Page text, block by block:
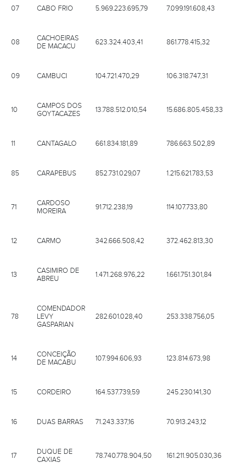
07 CABO FRIO 5.969.223.695,79 7.099.191.608,43
08
CACHOEIRAS
DE MACACU
623.324.403,41 861.778.415,32
09 CAMBUCI 104.721.470,29 106.318.747,31
10
CAMPOS DOS
GOYTACAZES
13.788.512.010,54 15.686.805.458,33
11 CANTAGALO 661.834.181,89 786.663.502,89
85 CARAPEBUS 852.731.029,07 1.215.621.783,53
71
CARDOSO
MOREIRA
91.712.238,19 114.107.733,80
12 CARMO 342.666.508,42 372.462.813,30
13
CASIMIRO DE
ABREU
1.471.268.976,22 1.661.751.301,84
78
COMENDADOR
LEVY
GASPARIAN
282.601.028,40 253.338.756,05
14
CONCEIÇÃO
DE MACABU
107.994.606,93 123.814.673,98
15 CORDEIRO 164.537.739,59 245.230.141,30
16 DUAS BARRAS 71.243.337,16 70.913.243,12
17
DUQUE DE
CAXIAS
78.740.778.904,50 161.211.905.030,36